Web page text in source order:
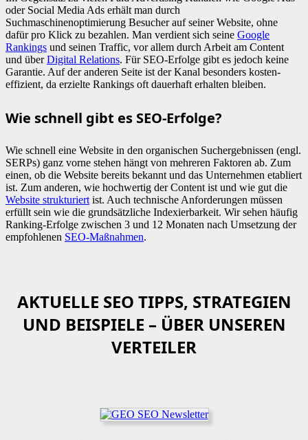
oder Social Media Ads erhält man durch
Suchmaschinenoptimierung Besucher auf seiner Website, ohne
dafür pro Klick zu bezahlen. Man verdient sich seine Google
Rankings und seinen Traffic, vor allem durch Arbeit am Content
und überDigital Relations. Für SEO-Erfolge gibt es jedoch keine
Garantie. Auf der anderen Seite ist der Kanal besonders kosten-
effizient, da erzielte Rankings oft dauerhaft erhalten bleiben.
Wie schnell gibt es SEO-Erfolge?
Wie schnell eine Website in den organischen Suchergebnissen (engl.
SERPs) ganz vorne stehen hängt von mehreren Faktoren ab. Zum
einen, ob die Website bereits bekannt und das Unternehmen etabliert
ist. Zum anderen, wie hochwertig der Content ist und wie gut die
Website strukturiert ist. Auch technische Anforderungen müssen
erfüllt sein wie die grundsätzliche Indexierbarkeit. Wir sehen häufig
Ranking-Erfolge zwischen 3 und 12 Monaten nach Umsetzung der
empfohlenen SEO-Maßnahmen.
AKTUELLE SEO TIPPS, STRATEGIEN
UND BEISPIELE – ÜBER UNSEREN
VERTEILER